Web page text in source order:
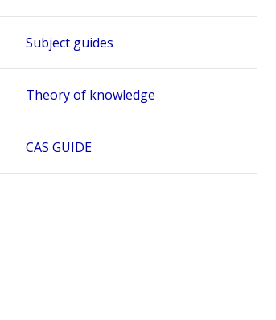
Subject guides
Theory of knowledge
CAS GUIDE